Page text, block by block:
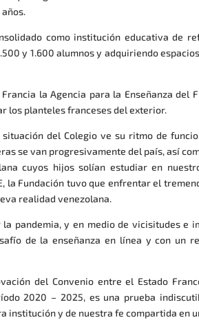
como institución educativa de
y 1.600 alumnos y adquiriendo
la Agencia para la Enseñanza del
los planteles franceses del exterior.
del Colegio ve su ritmo de
se van progresivamente del país, así
cuyos hijos solían estudiar en
la Fundación tuvo que enfrentar el
realidad venezolana.
la pandemia, y en medio de vicisitudes e
de la enseñanza en línea y con un
del Convenio entre el Estado
2020 – 2025, es una prueba
institución y de nuestra fe compartida en